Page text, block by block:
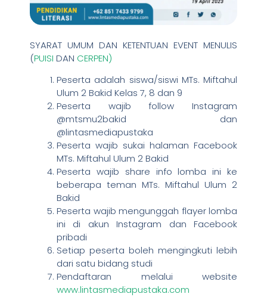
SYARAT UMUM DAN KETENTUAN EVENT MENULIS
(PUISI DAN CERPEN)
Peserta adalah siswa/siswi MTs. Miftahul
Ulum 2 Bakid Kelas 7, 8 dan 9
Peserta wajib follow Instagram
@mtsmu2bakid dan
@lintasmediapustaka
Peserta wajib sukai halaman Facebook
MTs. Miftahul Ulum 2 Bakid
Peserta wajib share info lomba ini ke
beberapa teman MTs. Miftahul Ulum 2
Bakid
Peserta wajib mengunggah flayer lomba
ini di akun Instagram dan Facebook
pribadi
Setiap peserta boleh mengingkuti lebih
dari satu bidang studi
Pendaftaran melalui website
www.lintasmediapustaka.com